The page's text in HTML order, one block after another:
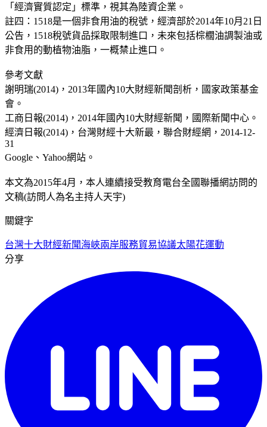
「經濟實質認定」標準，視其為陸資企業。
註四：1518是一個非食用油的稅號，經濟部於2014年10月21日
公告，1518稅號貨品採取限制進口，未來包括棕櫚油調製油或
非食用的動植物油脂，一概禁止進口。
參考文獻
謝明瑞(2014)，2013年國內10大財經新聞剖析，國家政策基金
會。
工商日報(2014)，2014年國內10大財經新聞，國際新聞中心。
經濟日報(2014)，台灣財經十大新最，聯合財經網，2014-12-
31
Google、Yahoo網站。
本文為2015年4月，本人連續接受教育電台全國聯播網訪問的
文稿(訪問人為名主持人天宇)
關鍵字
台灣十大財經新聞海峽兩岸服務貿易協議太陽花運動
分享